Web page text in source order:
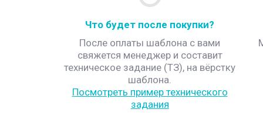
Что будет после покупки?
После оплаты шаблона с вами
свяжется менеджер и составит
техническое задание (ТЗ), на вёрстку
шаблона.
Посмотреть пример технического
задания